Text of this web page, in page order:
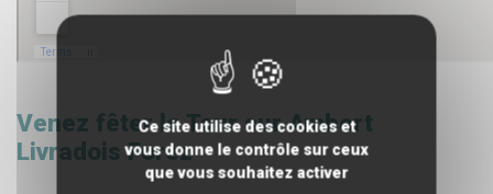
Venez fêter le Tour sur Ambert
Livradois Forez
Ce site utilise des cookies et
vous donne le contrôle sur ceux
que vous souhaitez activer